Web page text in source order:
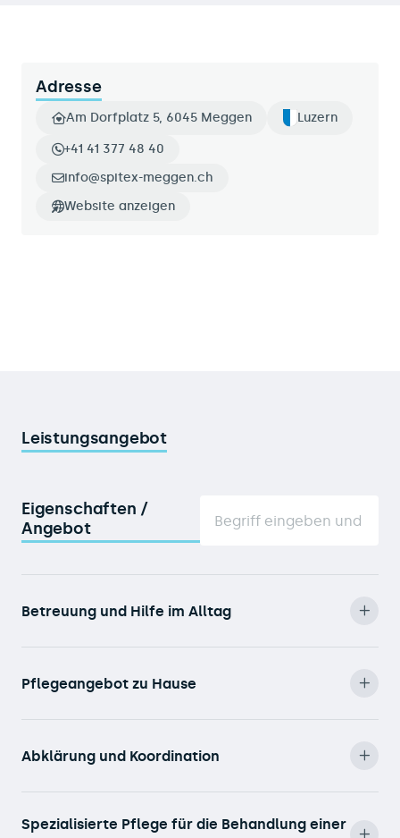
Adresse
Am Dorfplatz 5, 6045 Meggen Luzern
+41 41 377 48 40
info@spitex-meggen.ch
Website anzeigen
Leistungsangebot
Eigenschaften /
Angebot
Betreuung und Hilfe im Alltag
Pflegeangebot zu Hause
Abklärung und Koordination
Spezialisierte Pflege für die Behandlung einer